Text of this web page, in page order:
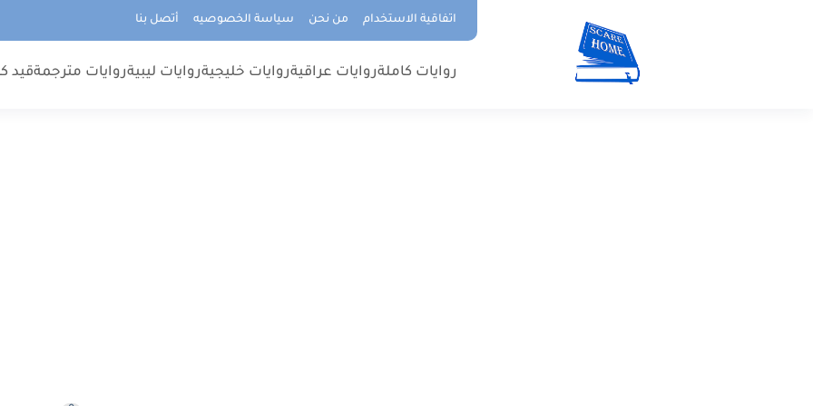
اتفاقية الاستخدام من نحن سياسة الخصوصيه أتصل بنا
روايات كاملةروايات عراقيةروايات خليجيةروايات ليبيةروايات مترجمةقيد